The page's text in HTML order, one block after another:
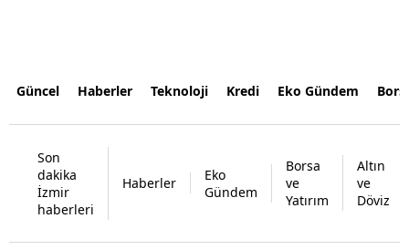
Güncel Haberler Teknoloji Kredi Eko Gündem
Son
dakika
İzmir
haberleri
Haberler
Eko
Gündem
Borsa
ve
Yatırım
Altın
ve
Döviz